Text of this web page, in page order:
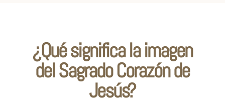
¿Qué significa la imagen
del Sagrado Corazón de
Jesús?